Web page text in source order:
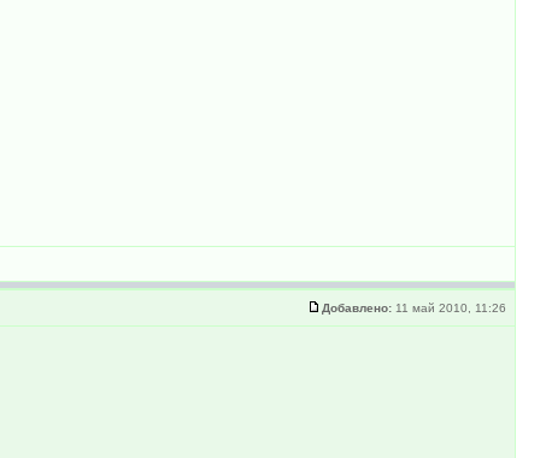
Добавлено: 11 май 2010, 11:26